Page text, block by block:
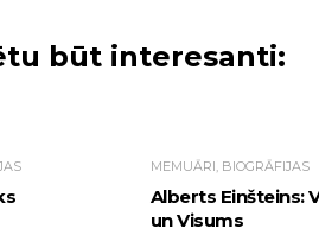
būt interesanti:
MEMUĀRI, BIOGRĀFIJAS
Alberts Einšteins:
un Visums